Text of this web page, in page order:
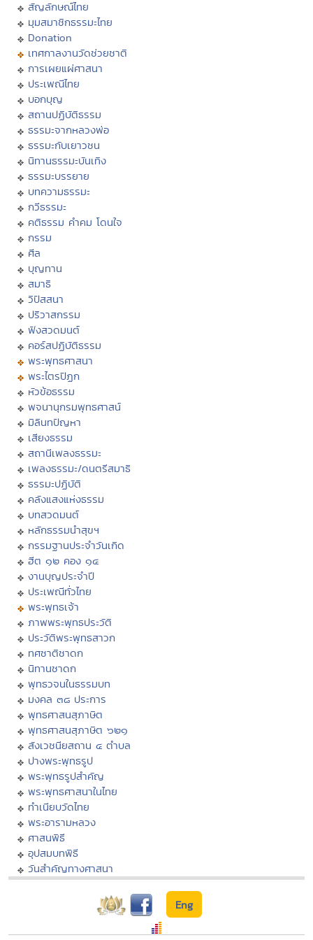
สัญลักษณ์ไทย
มุมสมาชิกธรรมะไทย
Donation
เทศกาลงานวัดช่วยชาติ
การเผยแผ่ศาสนา
ประเพณีไทย
บอกบุญ
สถานปฏิบัติธรรม
ธรรมะจากหลวงพ่อ
ธรรมะกับเยาวชน
นิทานธรรมะบันเทิง
ธรรมะบรรยาย
บทความธรรมะ
กวีธรรมะ
คติธรรม คำคม โดนใจ
กรรม
ศีล
บุญทาน
สมาธิ
วิปัสสนา
ปริวาสกรรม
ฟังสวดมนต์
คอร์สปฏิบัติธรรม
พระพุทธศาสนา
พระไตรปิฏก
หัวข้อธรรม
พจนานุกรมพุทธศาสน์
มิลินทปัญหา
เสียงธรรม
สถานีเพลงธรรมะ
เพลงธรรมะ/ดนตรีสมาธิ
ธรรมะปฏิบัติ
คลังแสงแห่งธรรม
บทสวดมนต์
หลักธรรมนำสุขฯ
กรรมฐานประจำวันเกิด
ฮีต ๑๒ คอง ๑๔
งานบุญประจำปี
ประเพณีทั่วไทย
พระพุทธเจ้า
ภาพพระพุทธประวัติ
ประวัติพระพุทธสาวก
ทศชาติชาดก
นิทานชาดก
พุทธวจนในธรรมบท
มงคล ๓๘ ประการ
พุทธศาสนสุภาษิต
พุทธศาสนสุภาษิต ๖๒๑
สังเวชนียสถาน ๔ ตำบล
ปางพระพุทธรูป
พระพุทธรูปสำคัญ
พระพุทธศาสนาในไทย
ทำเนียบวัดไทย
พระอารามหลวง
ศาสนพิธี
อุปสมบทพิธี
วันสำคัญทางศาสนา
Eng